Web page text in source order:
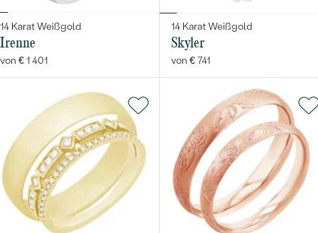
14 Karat Weißgold
Irenne
von € 1 401
14 Karat Weißgold
Skyler
von € 741